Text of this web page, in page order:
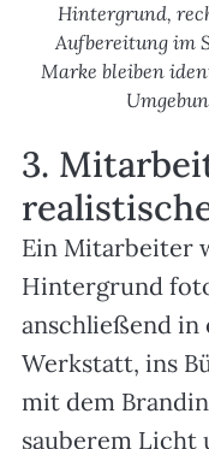
Hintergrund,
Aufbereitung im
Marke bleiben
3.
Ein Mitarbeiter
Hintergrund
anschließend in
Werkstatt, ins
mit dem
sauberem Licht